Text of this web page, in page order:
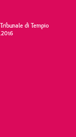
di Tempio